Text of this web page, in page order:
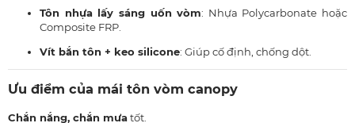
Tôn nhựa lấy sáng uốn vòm: Nhựa Polycarbonate hoặc
Composite FRP.
Vít bắn tôn + keo silicone: Giúp cố định, chống dột.
Ưu điểm của mái tôn vòm canopy
Chắn nắng, chắn mưatốt.